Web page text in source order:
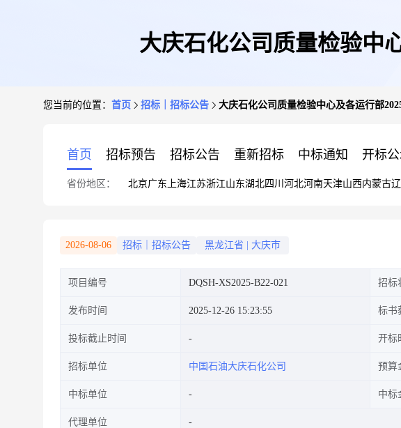
大庆石化公司质量检验中
您当前的位置： 首页 招标｜招标公告 大庆石化公司质量检验中心及各运行部
首页 招标预告 招标公告 重新招标 中标通知 开标
省份地区： 北京广东 上海江苏浙江山东湖北四川 河北河南天津山西内蒙古
2026-08-06 招标｜招标公告 黑龙江省 大庆市
项目编号 DQSH-XS2025-B22-021 招标
发布时间 2025-12-26 15:23:55 标书
投标截止时间 开标
招标单位 中国石油大庆石化公司 预算
中标单位 中标
代理单位